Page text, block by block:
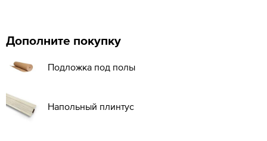
Дополните покупку
Подложка под полы
Напольный плинтус